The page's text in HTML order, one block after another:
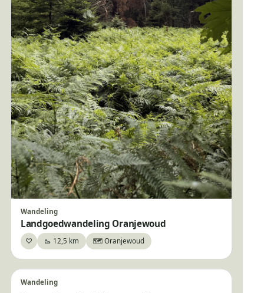
Wandeling
Landgoedwandeling Oranjewoud
♡Bewaar🥾 12,5 km 🗺️ Oranjewoud
Wandeling